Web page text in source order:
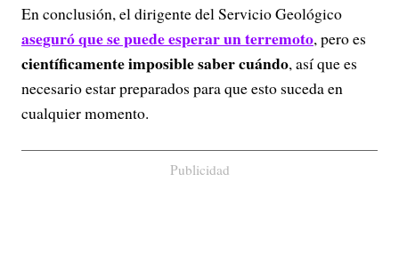
En conclusión, el dirigente del Servicio Geológico
aseguró que se puede esperar un terremoto, pero es
científicamente imposible saber cuándo, así que es
necesario estar preparados para que esto suceda en
cualquier momento.
Publicidad